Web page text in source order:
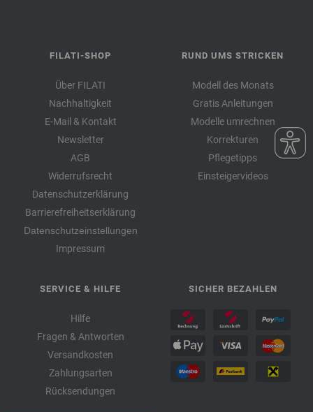
FILATI-SHOP
Über FILATI
Nachhaltigkeit
E-Mail & Kontakt
Newsletter
AGB
Widerrufsrecht
Datenschutzerklärung
Barrierefreiheitserklärung
Datenschutzeinstellungen
Impressum
RUND UMS STRICKEN
Modell des Monats
Gratis Anleitungen
Modelle umrechnen
Korrekturen
Pflegetipps
Einsteigervideos
SERVICE & HILFE
Hilfe
Fragen & Antworten
Versandkosten
Zahlungsarten
Rücksendungen
SICHER BEZAHLEN